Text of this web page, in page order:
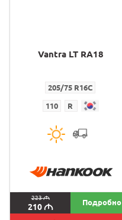
Vantra LT RA18
205/75 R16C
110 R
223M
210M Подробно